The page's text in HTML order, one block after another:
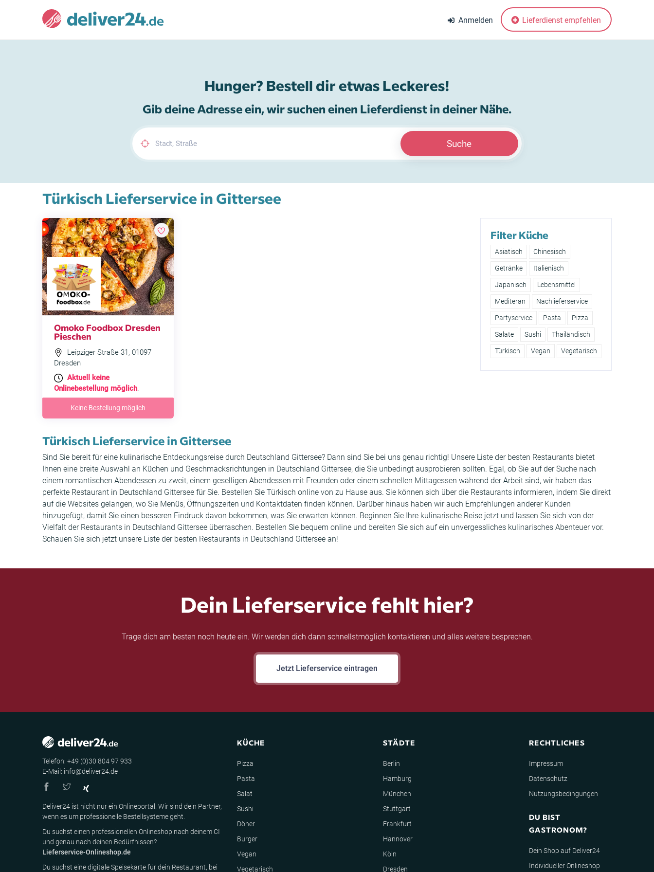
Anmelden Lieferdienst empfehlen
Hunger? Bestell dir etwas Leckeres!
Gib deine Adresse ein, wir suchen einen Lieferdienst in deiner Nähe.
Suche
Türkisch Lieferservice in Gittersee
Omoko Foodbox Dresden
Pieschen
Leipziger Straße 31, 01097
Dresden
Aktuell keine
Onlinebestellung möglich.
Keine Bestellung möglich
Filter Küche
Asiatisch Chinesisch
Getränke Italienisch
Japanisch Lebensmittel
Mediteran Nachlieferservice
Partyservice Pasta Pizza
Salate Sushi Thailändisch
Türkisch Vegan Vegetarisch
Türkisch Lieferservice in Gittersee
Sind Sie bereit für eine kulinarische Entdeckungsreise durch Deutschland Gittersee? Dann sind Sie bei uns genau richtig! Unsere Liste der besten Restaurants bietet
Ihnen eine breite Auswahl an Küchen und Geschmacksrichtungen in Deutschland Gittersee, die Sie unbedingt ausprobieren sollten. Egal, ob Sie auf der Suche nach
einem romantischen Abendessen zu zweit, einem geselligen Abendessen mit Freunden oder einem schnellen Mittagessen während der Arbeit sind, wir haben das
perfekte Restaurant in Deutschland Gittersee für Sie. Bestellen Sie Türkisch online von zu Hause aus. Sie können sich über die Restaurants informieren, indem Sie direkt
auf die Websites gelangen, wo Sie Menüs, Öffnungszeiten und Kontaktdaten finden können. Darüber hinaus haben wir auch Empfehlungen anderer Kunden
hinzugefügt, damit Sie einen besseren Eindruck davon bekommen, was Sie erwarten können. Beginnen Sie Ihre kulinarische Reise jetzt und lassen Sie sich von der
Vielfalt der Restaurants in Deutschland Gittersee überraschen. Bestellen Sie bequem online und bereiten Sie sich auf ein unvergessliches kulinarisches Abenteuer vor.
Schauen Sie sich jetzt unsere Liste der besten Restaurants in Deutschland Gittersee an!
Dein Lieferservice fehlt hier?
Trage dich am besten noch heute ein. Wir werden dich dann schnellstmöglich kontaktieren und alles weitere besprechen.
Jetzt Lieferservice eintragen
Telefon: +49 (0)30 804 97 933
E-Mail: info@deliver24.de
Deliver24 ist nicht nur ein Onlineportal. Wir sind dein Partner,
wenn es um professionelle Bestellsysteme geht.
Du suchst einen professionellen Onlineshop nach deinem CI
und genau nach deinen Bedürfnissen?
Lieferservice-Onlineshop.de
Du suchst eine digitale Speisekarte für dein Restaurant, bei
KÜCHE
Pizza
Pasta
Salat
Sushi
Döner
Burger
Vegan
Vegetarisch
STÄDTE
Berlin
Hamburg
München
Stuttgart
Frankfurt
Hannover
Köln
Dresden
RECHTLICHES
Impressum
Datenschutz
Nutzungsbedingungen
DU BIST
GASTRONOM?
Dein Shop auf Deliver24
Individueller Onlineshop